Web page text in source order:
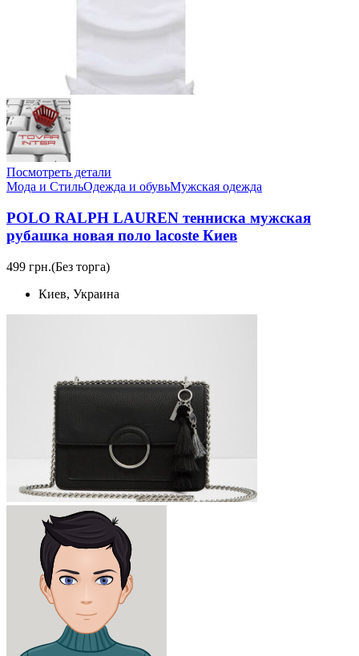
Посмотреть детали
Мода и СтильОдежда и обувьМужская одежда
POLO RALPH LAUREN тенниска мужская
рубашка новая поло lacoste Киев
499 грн.(Без торга)
Киев, Украина